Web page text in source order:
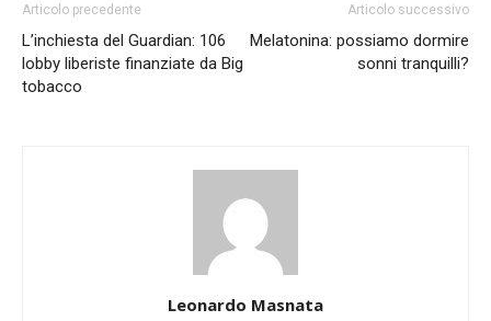
Articolo precedente
L’inchiesta del Guardian: 106
lobby liberiste finanziate da Big
tobacco
Articolo successivo
Melatonina: possiamo dormire
sonni tranquilli?
Leonardo Masnata